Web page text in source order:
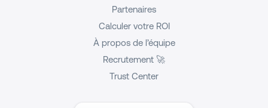
Partenaires
Calculer votre ROI
À propos de l’équipe
Recrutement 🚀
Trust Center